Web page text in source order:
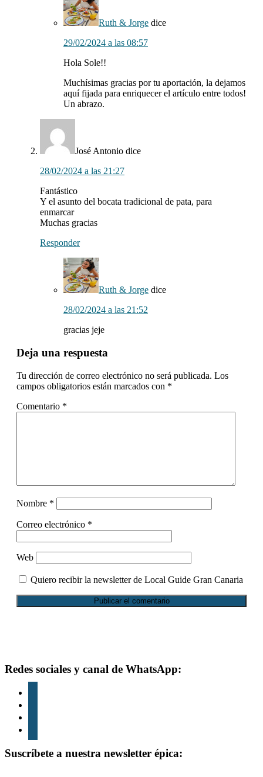
Ruth & Jorge dice
29/02/2024 a las 08:57
Hola Sole!!
Muchísimas gracias por tu aportación, la dejamos
aquí fijada para enriquecer el artículo entre todos!
Un abrazo.
José Antonio dice
28/02/2024 a las 21:27
Fantástico
Y el asunto del bocata tradicional de pata, para
enmarcar
Muchas gracias
Responder
Ruth & Jorge dice
28/02/2024 a las 21:52
gracias jeje
Deja una respuesta
Tu dirección de correo electrónico no será publicada. Los
campos obligatorios están marcados con *
Comentario *
Nombre *
Correo electrónico *
Web
Quiero recibir la newsletter de Local Guide Gran Canaria
Footer
Redes sociales y canal de WhatsApp:
Suscríbete a nuestra newsletter épica: